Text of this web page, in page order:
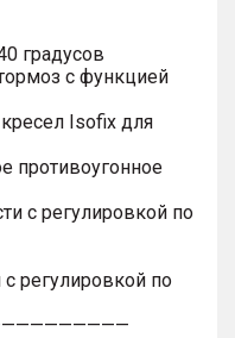
градусов
с функцией
Isofix для
противоугонное
с регулировкой по
регулировкой по